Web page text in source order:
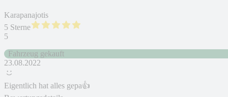
Karapanajotis
5 Sterne
5
Fahrzeug gekauft
23.08.2022
Eigentlich hat alles gepa👍